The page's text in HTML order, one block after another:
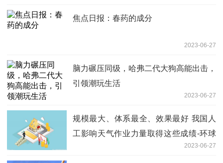
焦点日报：春药的成分
2023-06-27
脑力碾压同级，哈弗二代大狗高能出击，
引领潮玩生活
2023-06-27
规模最大、体系最全、效果最好 我国人
工影响天气作业力量取得这些成绩-环球
2023-06-27